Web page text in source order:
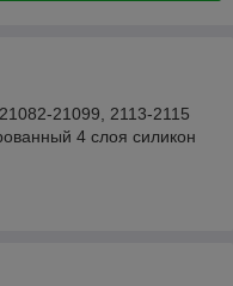
21099, 2113-2115
4 слоя силикон